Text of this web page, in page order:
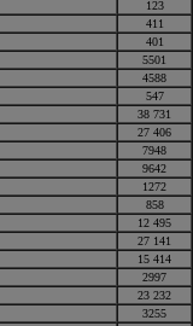
123
411
401
5501
4588
547
38 731
27 406
7948
9642
1272
858
12 495
27 141
15 414
2997
23 232
3255